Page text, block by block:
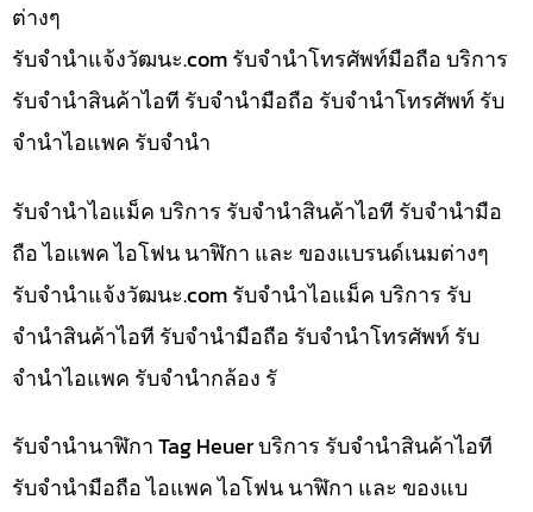
ต่างๆ
รับจํานําแจ้งวัฒนะ.com รับจำนำโทรศัพท์มือถือ บริการ
รับจำนำสินค้าไอที รับจำนำมือถือ รับจำนำโทรศัพท์ รับ
จำนำไอแพค รับจำนำ
รับจำนำไอแม็ค บริการ รับจำนำสินค้าไอที รับจำนำมือ
ถือ ไอแพค ไอโฟน นาฬิกา และ ของแบรนด์เนมต่างๆ
รับจํานําแจ้งวัฒนะ.com รับจำนำไอแม็ค บริการ รับ
จำนำสินค้าไอที รับจำนำมือถือ รับจำนำโทรศัพท์ รับ
จำนำไอแพค รับจำนำกล้อง รั
รับจำนำนาฬิกา Tag Heuer บริการ รับจำนำสินค้าไอที
รับจำนำมือถือ ไอแพค ไอโฟน นาฬิกา และ ของแบ